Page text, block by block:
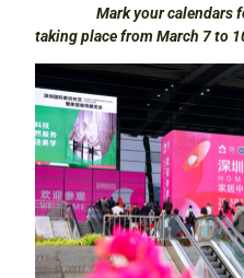
Mark your calendars
taking place from March 7 to